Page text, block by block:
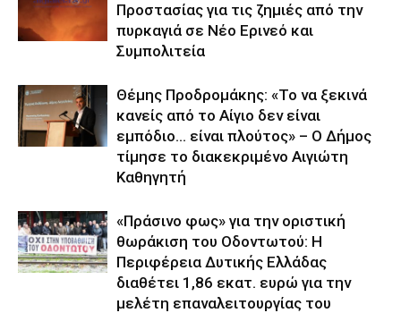
Προστασίας για τις ζημιές από την
πυρκαγιά σε Νέο Ερινεό και
Συμπολιτεία
Θέμης Προδρομάκης: «Το να ξεκινά
κανείς από το Αίγιο δεν είναι
εμπόδιο… είναι πλούτος» – O Δήμος
τίμησε το διακεκριμένο Αιγιώτη
Καθηγητή
«Πράσινο φως» για την οριστική
θωράκιση του Οδοντωτού: Η
Περιφέρεια Δυτικής Ελλάδας
διαθέτει 1,86 εκατ. ευρώ για την
μελέτη επαναλειτουργίας του